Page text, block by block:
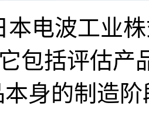
本电波工业
它包括评估产
身的制造阶